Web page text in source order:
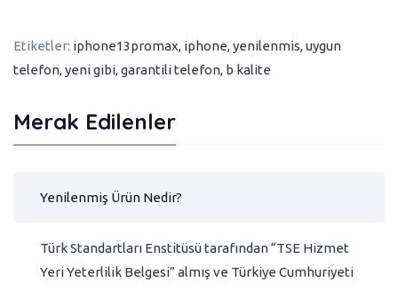
Etiketler: iphone13promax, iphone,yenilenmis,uygun
telefon,yeni gibi,garantili telefon, b kalite
Merak Edilenler
Yenilenmiş Ürün Nedir?
Türk Standartları Enstitüsü tarafından “TSE Hizmet
Yeri Yeterlilik Belgesi” almış ve Türkiye Cumhuriyeti